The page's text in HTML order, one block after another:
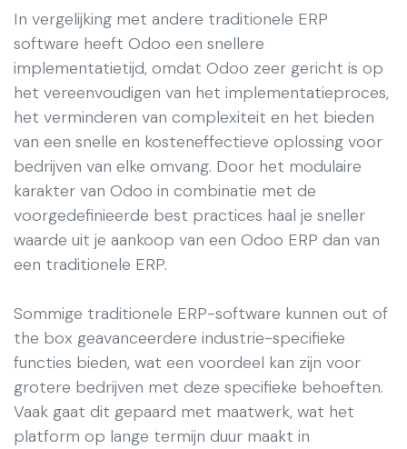
In vergelijking met andere traditionele ERP
software heeft Odoo een snellere
implementatietijd, omdat Odoo zeer gericht is op
het vereenvoudigen van het implementatieproces,
het verminderen van complexiteit en het bieden
van een snelle en kosteneffectieve oplossing voor
bedrijven van elke omvang. Door het modulaire
karakter van Odoo in combinatie met de
voorgedefinieerde best practices haal je sneller
waarde uit je aankoop van een Odoo ERP dan van
een traditionele ERP.
Sommige traditionele ERP-software kunnen out of
the box geavanceerdere industrie-specifieke
functies bieden, wat een voordeel kan zijn voor
grotere bedrijven met deze specifieke behoeften.
Vaak gaat dit gepaard met maatwerk, wat het
platform op lange termijn duur maakt in